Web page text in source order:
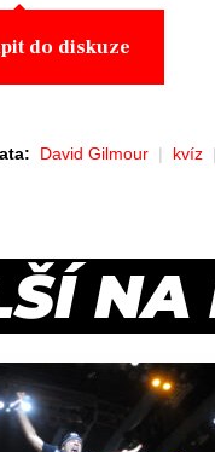
do diskuze
David Gilmour kvíz
NA